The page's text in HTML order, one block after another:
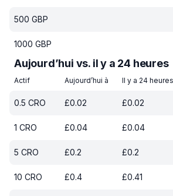
500 GBP
1000 GBP
Aujourd’hui vs. il y a 24 heures
Actif Aujourd’hui à Il y a 24 heures
0.5 CRO £0.02 £0.02
1 CRO £0.04 £0.04
5 CRO £0.2 £0.2
10 CRO £0.4 £0.41